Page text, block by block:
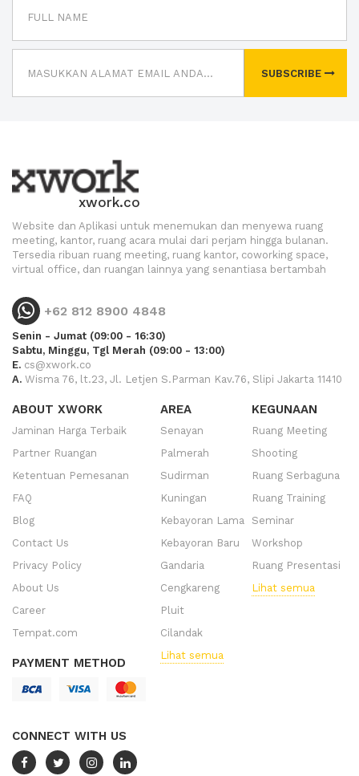
SUBSCRIBE
xwork.co
Website dan Aplikasi untuk menemukan dan menyewa ruang
meeting, kantor, ruang acara mulai dari perjam hingga bulanan.
Tersedia ribuan ruang meeting, ruang kantor, coworking space,
virtual office, dan ruangan lainnya yang senantiasa bertambah
+62 812 8900 4848
Senin - Jumat (09:00 - 16:30)
Sabtu, Minggu, Tgl Merah (09:00 - 13:00)
E. cs@xwork.co
A. Wisma 76, lt.23, Jl. Letjen S.Parman Kav.76, Slipi Jakarta 11410
ABOUT XWORK
Jaminan Harga Terbaik
Partner Ruangan
Ketentuan Pemesanan
FAQ
Blog
Contact Us
Privacy Policy
About Us
Career
Tempat.com
PAYMENT METHOD
CONNECT WITH US
AREA
Senayan
Palmerah
Sudirman
Kuningan
Kebayoran Lama
Kebayoran Baru
Gandaria
Cengkareng
Pluit
Cilandak
Lihat semua
KEGUNAAN
Ruang Meeting
Shooting
Ruang Serbaguna
Ruang Training
Seminar
Workshop
Ruang Presentasi
Lihat semua